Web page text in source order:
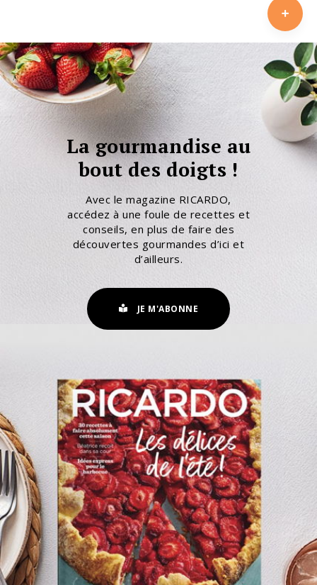
La gourmandise au
bout des doigts !
Avec le magazine RICARDO,
accédez à une foule de recettes et
conseils, en plus de faire des
découvertes gourmandes d’ici et
d’ailleurs.
JE M'ABONNE